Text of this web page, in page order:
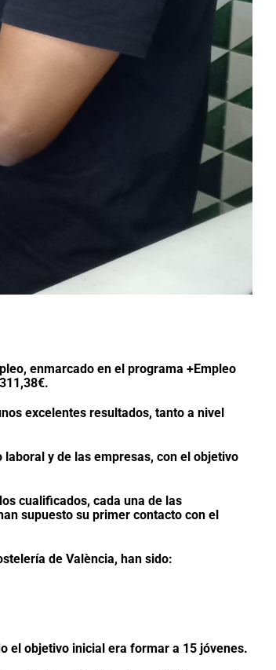
enmarcado en el programa +Empleo
excelentes resultados, tanto a nivel
y de las empresas, con el objetivo
cualificados, cada una de las
supuesto su primer contacto con el
de València, han sido:
el objetivo inicial era formar a 15 jóvenes.